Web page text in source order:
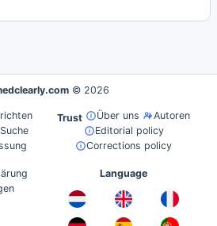
© 2026
Suche
Trust Über uns
Autoren
Editorial policy
Corrections policy
Language